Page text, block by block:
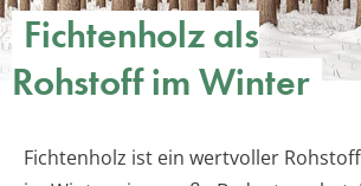
Fichtenholz als
Rohstoff im Winter
Fichtenholz ist ein wertvoller